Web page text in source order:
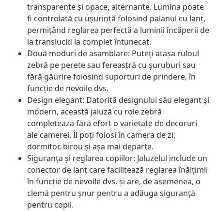
transparente și opace, alternante. Lumina poate
fi controlată cu ușurință folosind palanul cu lanț,
permițând reglarea perfectă a luminii încăperii de
la translucid la complet întunecat.
Două moduri de asamblare: Puteți atașa ruloul
zebră pe perete sau fereastră cu șuruburi sau
fără găurire folosind suporturi de prindere, în
funcție de nevoile dvs.
Design elegant: Datorită designului său elegant și
modern, această jaluză cu role zebră
completează fără efort o varietate de decoruri
ale camerei. Îl poți folosi în camera de zi,
dormitor, birou și așa mai departe.
Siguranța și reglarea copiilor: Jaluzelul include un
conector de lanț care facilitează reglarea înălțimii
în funcție de nevoile dvs. și are, de asemenea, o
clemă pentru șnur pentru a adăuga siguranță
pentru copii.